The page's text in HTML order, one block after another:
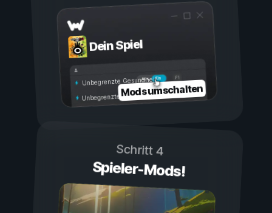
Dein Spiel
Ein
Aus
Unbegrenzte Gesundheit
Unbegrenzte AusdauerMods umschalten
Schritt 4
Spieler-Mods!